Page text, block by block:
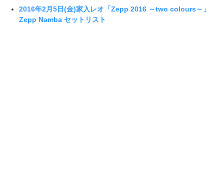
2016年2月5日(金)家入レオ「Zepp 2016 ～two colours～」
Zepp Namba セットリスト